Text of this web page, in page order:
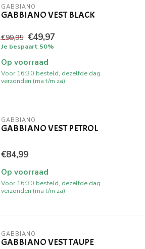
GABBIANO
GABBIANO VEST BLACK
€99,95 €49,97
Je bespaart 50%
Op voorraad
Voor 16:30 besteld, dezelfde dag
verzonden (ma t/m za)
GABBIANO
GABBIANO VEST PETROL
€84,99
Op voorraad
Voor 16:30 besteld, dezelfde dag
verzonden (ma t/m za)
GABBIANO
GABBIANO VEST TAUPE